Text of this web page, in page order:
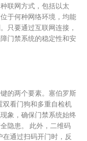
联网方式，包括以太
于何种网络环境，均能
只要通过互联网连接，
门禁系统的稳定性和安
的两个要素。塞伯罗斯
双看门狗和多重自检机
象，确保门禁系统始终
隐患。 此外，二维码
通过扫码开门时，反